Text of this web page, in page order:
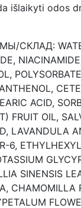
išlaikyti odos
СКЛАД:
ACID,
FRUIT OIL,
LAVANDULA
6,
SINENSIS
CHAMOMILLA